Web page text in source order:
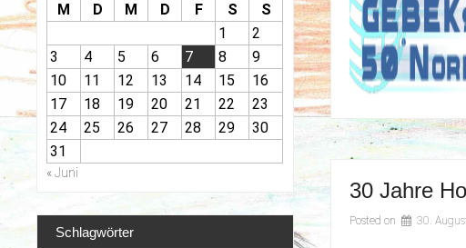
30 Jahre
Posted on 30.
M
D M D F S
S
1
2
3
4 5 6 7 8
9
10
11 12 13 14 15
16
17
18 19 20 21 22
23
24
25 26 27 28 29
30
31
« Juni
Schlagwörter